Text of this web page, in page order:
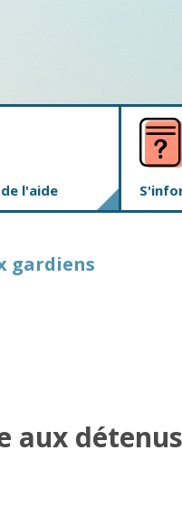
l'aide
gardiens
aux